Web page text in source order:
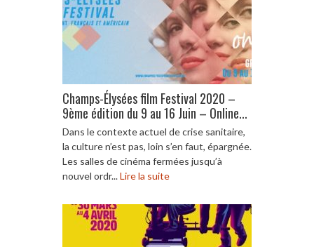
Champs-Élysées film Festival 2020 –
9ème édition du 9 au 16 Juin – Online...
Dans le contexte actuel de crise sanitaire,
la culture n’est pas, loin s’en faut, épargnée.
Les salles de cinéma fermées jusqu’à
nouvel ordr...Lire la suite